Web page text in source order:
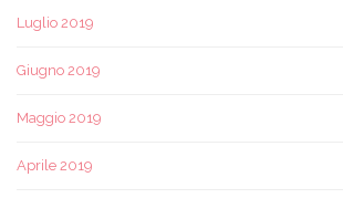
Luglio 2019
Giugno 2019
Maggio 2019
Aprile 2019